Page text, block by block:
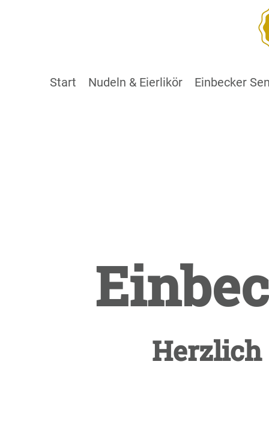
Start Nudeln & Eierlikör Einbecker